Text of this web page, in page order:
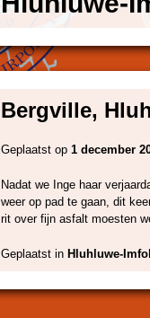
Bergville,
Geplaatst op 1 december
Nadat we Inge haar
weer op pad te gaan, dit
rit over fijn asfalt moesten
Geplaatst in Hluhluwe-